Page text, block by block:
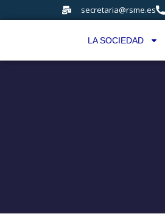
secretaria@rsme.es
LA SOCIEDAD